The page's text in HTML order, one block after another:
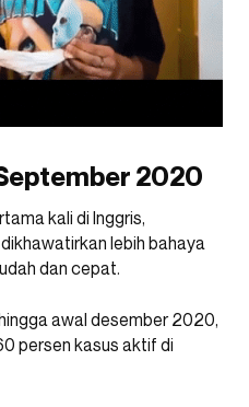
2020
kali di Inggris,
lebih bahaya
dan cepat.
awal desember 2020,
persen kasus aktif di